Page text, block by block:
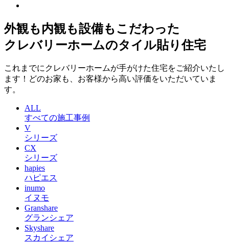
外観も内観も設備もこだわった
クレバリーホームのタイル貼り住宅
これまでにクレバリーホームが手がけた住宅をご紹介いたし
ます！どのお家も、お客様から高い評価をいただいていま
す。
ALL
すべての施工事例
V
シリーズ
CX
シリーズ
hapies
ハピエス
inumo
イヌモ
Granshare
グランシェア
Skyshare
スカイシェア